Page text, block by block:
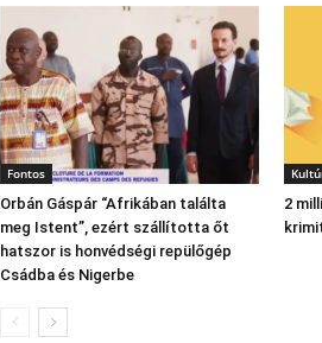
Fontos
Orbán Gáspár “Afrikában találta
meg Istent”, ezért szállította őt
hatszor is honvédségi repülőgép
Csádba és Nigerbe
2